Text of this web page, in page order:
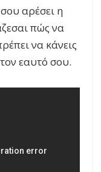
αρέσει η
πώς να
να κάνεις
εαυτό σου.